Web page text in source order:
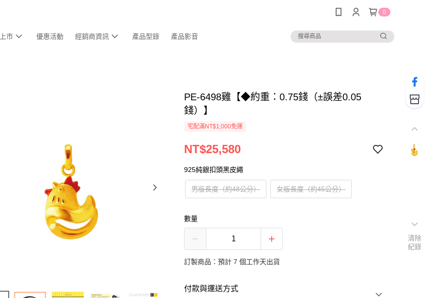
0
市 優惠活動 經銷商資訊 產品型錄 產品影音
PE-6498雞【◆約重：0.75錢（±誤差0.05
錢）】
宅配滿NT$1,000免運
NT$25,580
925純銀扣頭黑皮繩
男版長度（約48公分） 女版長度（約45公分）
數量
訂製商品：預計 7 個工作天出貨
付款與運送方式
清除
紀錄